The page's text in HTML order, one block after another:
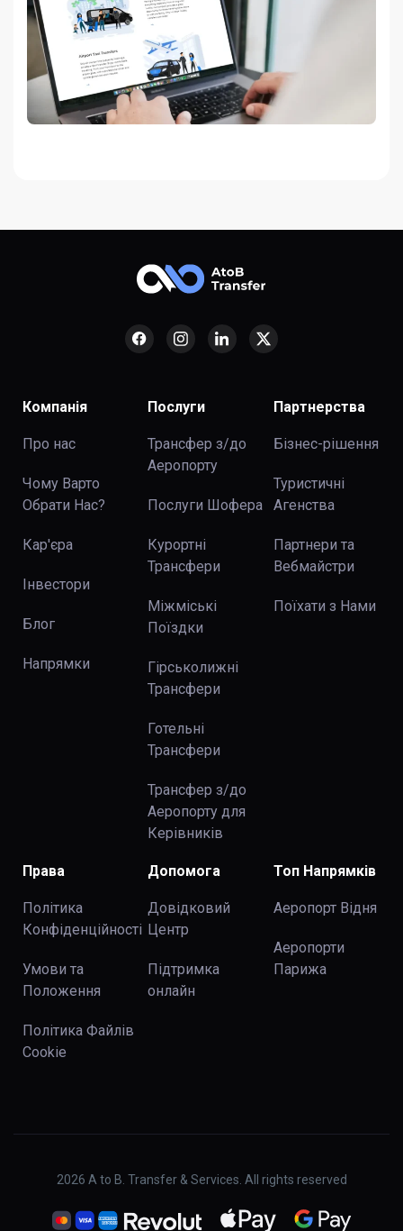
Компанія
Про нас
Чому Варто
Обрати Нас?
Кар'єра
Інвестори
Блог
Напрямки
Послуги
Трансфер з/до
Аеропорту
Послуги Шофера
Курортні
Трансфери
Міжміські
Поїздки
Гірськолижні
Трансфери
Готельні
Трансфери
Трансфер з/до
Аеропорту для
Керівників
Партнерства
Бізнес-рішення
Туристичні
Агенства
Партнери та
Вебмайстри
Поїхати з Нами
Права
Політика
Конфіденційності
Умови та
Положення
Політика Файлів
Cookie
Допомога
Довідковий
Центр
Підтримка
онлайн
Топ Напрямків
Аеропорт Відня
Аеропорти
Парижа
2026 A to B. Transfer & Services. All rights reserved